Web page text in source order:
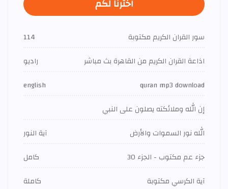
اخترنا لكم
سور القران الكريم مكتوبة
114
اذاعة القران الكريم من القاهرة بث مباشر
راديو
quran mp3 download
english
إن الله وملائكته يصلون على النبي
الله نور السموات والأرض
آية النور
جزء عم مكتوب - الجزء 30
كامل
آية الكرسي مكتوبة
كاملة